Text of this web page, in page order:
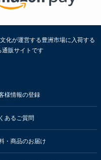
化が運営する豊洲市場に入荷する
通販サイトです
様情報の登録
あるご質問
・商品のお届け